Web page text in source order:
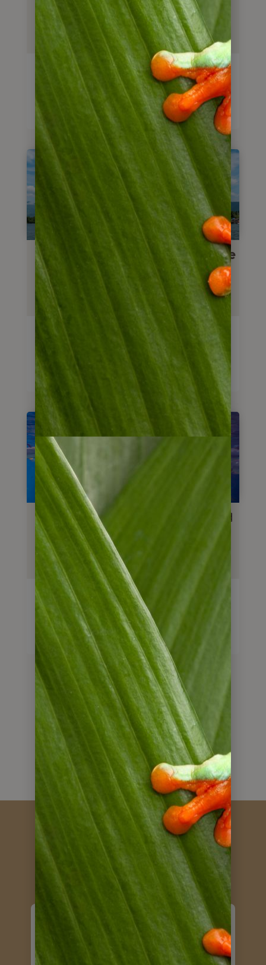
12 Tage
ab 3.250€
Reise anschauen
Individualreise
Costa Verde – Brasiliens Grüne
Küste
10
€
Reise anschauen
Mietwagenreise
Bonito und südliches Pantanal
6Tage
ab 800€
Reise anschauen
weitere Reisen
zurück zu Brasilien Reisen
Kundenstimmen
Nochmals vielen
Dank